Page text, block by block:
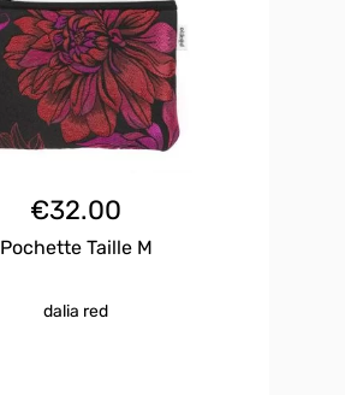
€32.00
Pochette Taille M
dalia red